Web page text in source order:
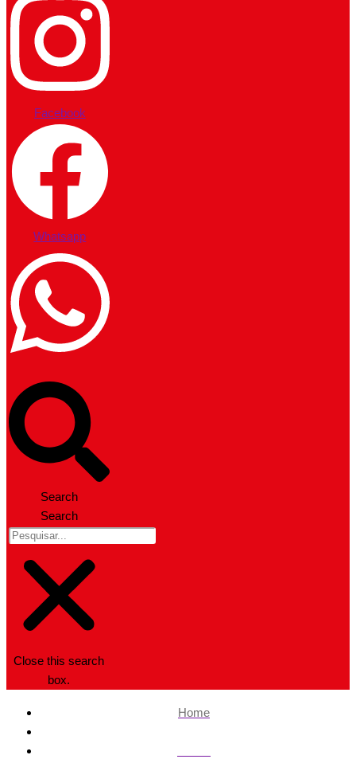
Facebook
Whatsapp
Search
Search
Close this search
box.
Home